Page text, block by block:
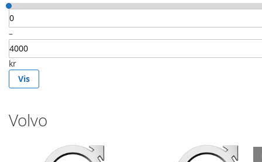
–
kr
Vis
Volvo